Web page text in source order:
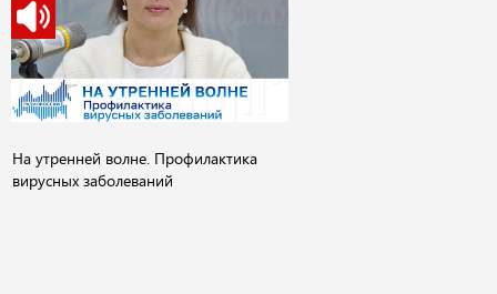
На утренней волне. Профилактика
вирусных заболеваний